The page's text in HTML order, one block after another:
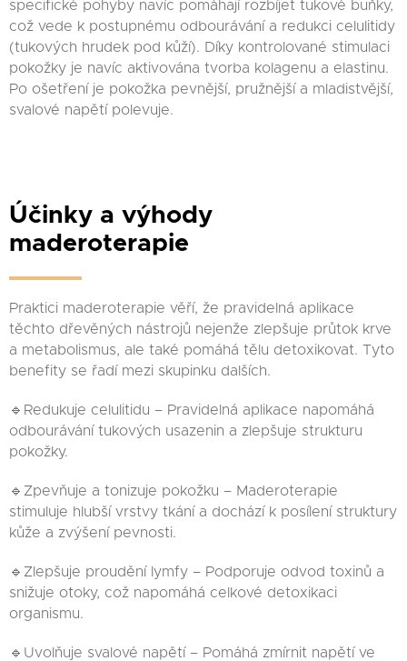
specifické pohyby navíc pomáhají rozbíjet tukové buňky,
což vede k postupnému odbourávání a redukci celulitidy
(tukových hrudek pod kůží). Díky kontrolované stimulaci
pokožky je navíc aktivována tvorba kolagenu a elastinu.
Po ošetření je pokožka pevnější, pružnější a mladistvější,
svalové napětí polevuje.
Účinky a výhody
maderoterapie
Praktici maderoterapie věří, že pravidelná aplikace
těchto dřevěných nástrojů nejenže zlepšuje průtok krve
a metabolismus, ale také pomáhá tělu detoxikovat. Tyto
benefity se řadí mezi skupinku dalších.
🔹Redukuje celulitidu – Pravidelná aplikace napomáhá
odbourávání tukových usazenin a zlepšuje strukturu
pokožky.
🔹Zpevňuje a tonizuje pokožku – Maderoterapie
stimuluje hlubší vrstvy tkání a dochází k posílení struktury
kůže a zvýšení pevnosti.
🔹Zlepšuje proudění lymfy – Podporuje odvod toxinů a
snižuje otoky, což napomáhá celkové detoxikaci
organismu.
🔹Uvolňuje svalové napětí – Pomáhá zmírnit napětí ve